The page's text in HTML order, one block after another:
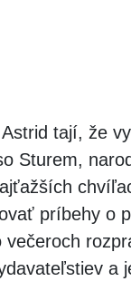
tají, že
Sturem,
príbehy o
a